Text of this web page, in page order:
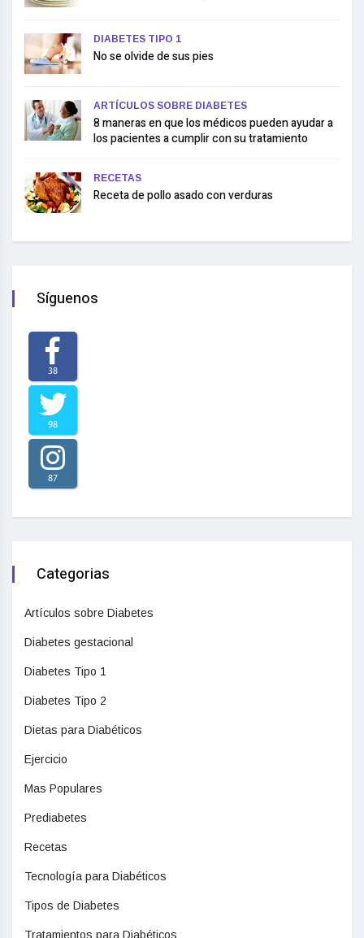
DIABETES TIPO 1
No se olvide de sus pies
ARTÍCULOS SOBRE DIABETES
8 maneras en que los médicos pueden ayudar a
los pacientes a cumplir con su tratamiento
RECETAS
Receta de pollo asado con verduras
Síguenos
38
98
87
Categorias
Artículos sobre Diabetes
Diabetes gestacional
Diabetes Tipo 1
Diabetes Tipo 2
Dietas para Diabéticos
Ejercicio
Mas Populares
Prediabetes
Recetas
Tecnología para Diabéticos
Tipos de Diabetes
Tratamientos para Diabéticos